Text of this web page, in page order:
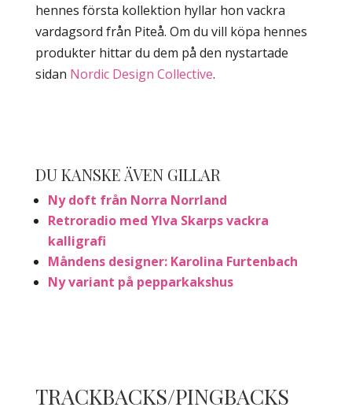
hennes första kollektion hyllar hon vackra
vardagsord från Piteå. Om du vill köpa hennes
produkter hittar du dem på den nystartade
sidan Nordic Design Collective.
DU KANSKE ÄVEN GILLAR
Ny doft från Norra Norrland
Retroradio med Ylva Skarps vackra
kalligrafi
Måndens designer: Karolina Furtenbach
Ny variant på pepparkakshus
TRACKBACKS/PINGBACKS